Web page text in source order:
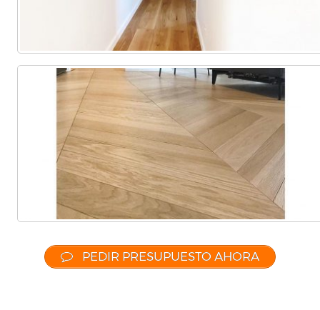
PEDIR PRESUPUESTO AHORA